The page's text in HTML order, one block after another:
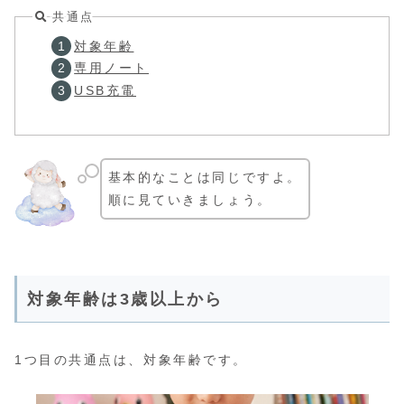
共通点
対象年齢
専用ノート
USB充電
基本的なことは同じですよ。
順に見ていきましょう。
対象年齢は3歳以上から
1つ目の共通点は、対象年齢です。